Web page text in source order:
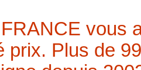
vous
prix. Plus de